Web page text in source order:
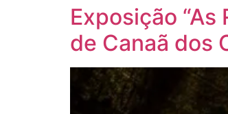
Exposição
de Canaã dos